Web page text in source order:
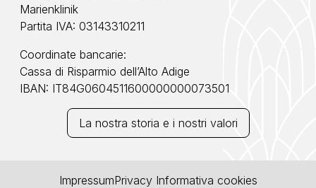
Marienklinik
Partita IVA: 03143310211
Coordinate bancarie:
Cassa di Risparmio dell’Alto Adige
IBAN: IT84G0604511600000000073501
La nostra storia e i nostri valori
ImpressumPrivacyInformativa cookies